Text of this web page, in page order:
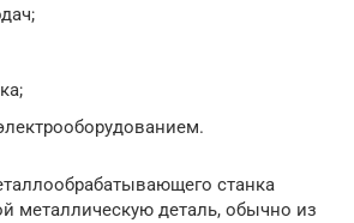
станка
металлическую деталь, обычно из